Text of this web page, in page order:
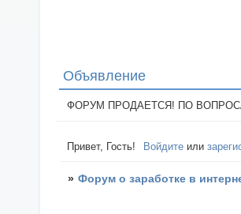
Объявление
ФОРУМ ПРОДАЕТСЯ! ПО ВОПРОСАМ
Привет, Гость! Войдите или
» Форум о заработке в